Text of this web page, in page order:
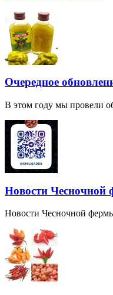
Очередное
В этом году мы провели
Новости Чесночной
Новости Чесночной